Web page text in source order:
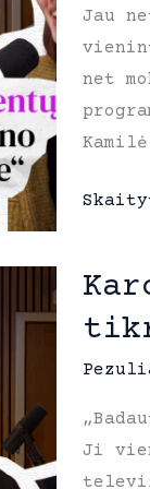
išorę
labai
daug
viduje
ir
užpila
Jau
net
tai
kino
Ji